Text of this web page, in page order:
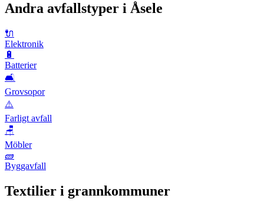
Andra avfallstyper i Åsele
🔌
Elektronik
🔋
Batterier
🛋️
Grovsopor
⚠️
Farligt avfall
🪑
Möbler
🧱
Byggavfall
Textilier i grannkommuner